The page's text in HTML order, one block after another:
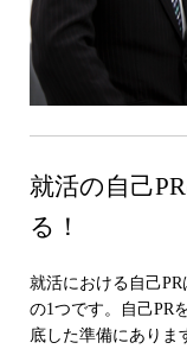
就活の自己
る！
就活における自己
の1つです。自己PR
底した準備にありま